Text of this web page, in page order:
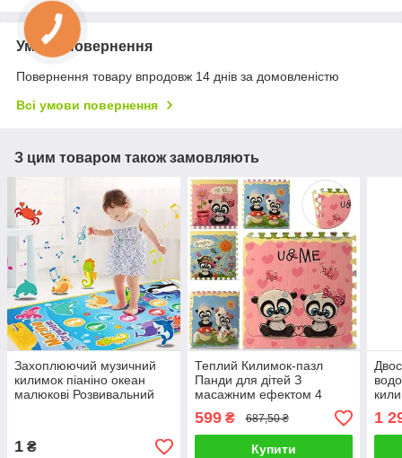
Умови повернення
Повернення товару впродовж 14 днів за домовленістю
Всі умови повернення
З цим товаром також замовляють
Захоплюючий музичний
килимок піаніно океан
малюкові Розвивальний
1 ₴
Теплий Килимок-пазл
Панди для дітей З
масажним ефектом 4
штуки в упаковці 60-60 см
599₴ 687,50 ₴
Купити
1